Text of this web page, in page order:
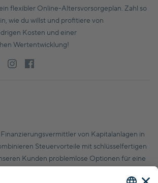
flexibler Online-Altersvorsorgeplan. Zahl so
wie du willst und profitiere von
Kosten und einer
Wertentwicklung!
von Kapitalanlagen in
Steuervorteile mit schlüsselfertigen
Kunden problemlose Optionen für eine